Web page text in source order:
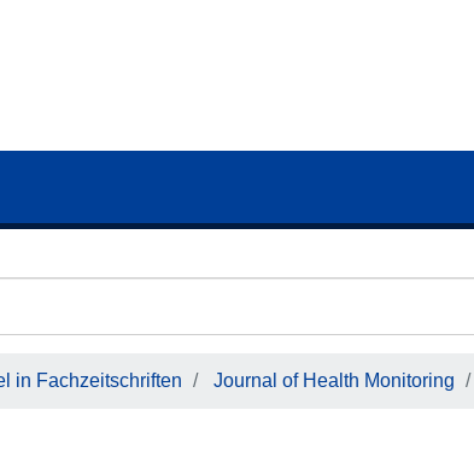
in Fachzeitschriften Journal of Health Monitoring